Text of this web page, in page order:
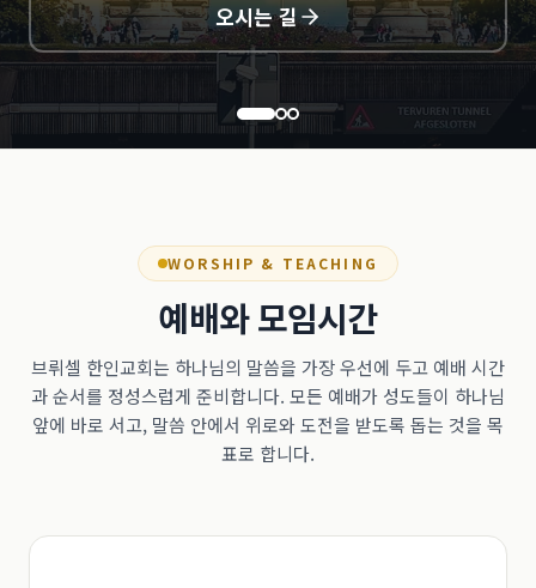
오시는 길
WORSHIP & TEACHING
예배와 모임시간
브뤼셀 한인교회는 하나님의 말씀을 가장 우선에 두고 예배 시간
과 순서를 정성스럽게 준비합니다. 모든 예배가 성도들이 하나님
앞에 바로 서고, 말씀 안에서 위로와 도전을 받도록 돕는 것을 목
표로 합니다.